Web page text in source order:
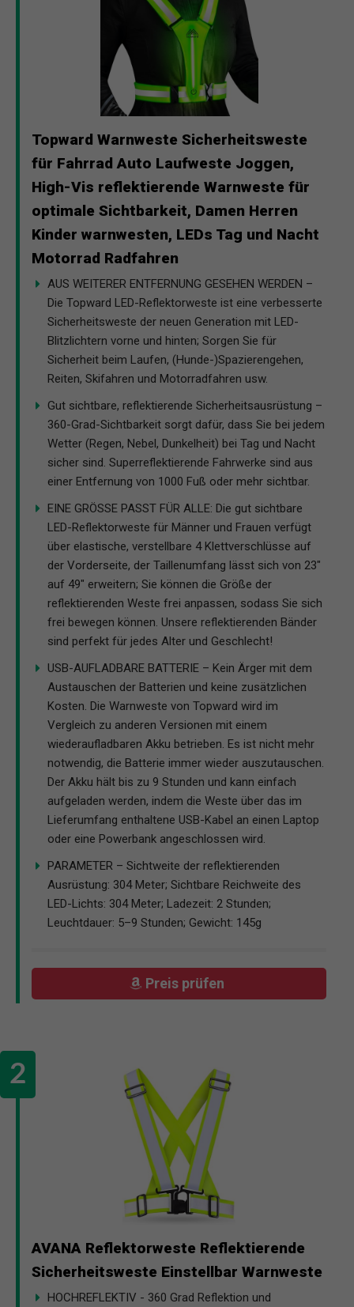
Topward Warnweste Sicherheitsweste
für Fahrrad Auto Laufweste Joggen,
High-Vis reflektierende Warnweste für
optimale Sichtbarkeit, Damen Herren
Kinder warnwesten, LEDs Tag und Nacht
Motorrad Radfahren
AUS WEITERER ENTFERNUNG GESEHEN WERDEN –
Die Topward LED-Reflektorweste ist eine verbesserte
Sicherheitsweste der neuen Generation mit LED-
Blitzlichtern vorne und hinten; Sorgen Sie für
Sicherheit beim Laufen, (Hunde-)Spazierengehen,
Reiten, Skifahren und Motorradfahren usw.
Gut sichtbare, reflektierende Sicherheitsausrüstung –
360-Grad-Sichtbarkeit sorgt dafür, dass Sie bei jedem
Wetter (Regen, Nebel, Dunkelheit) bei Tag und Nacht
sicher sind. Superreflektierende Fahrwerke sind aus
einer Entfernung von 1000 Fuß oder mehr sichtbar.
EINE GRÖSSE PASST FÜR ALLE: Die gut sichtbare
LED-Reflektorweste für Männer und Frauen verfügt
über elastische, verstellbare 4 Klettverschlüsse auf
der Vorderseite, der Taillenumfang lässt sich von 23"
auf 49" erweitern; Sie können die Größe der
reflektierenden Weste frei anpassen, sodass Sie sich
frei bewegen können. Unsere reflektierenden Bänder
sind perfekt für jedes Alter und Geschlecht!
USB-AUFLADBARE BATTERIE – Kein Ärger mit dem
Austauschen der Batterien und keine zusätzlichen
Kosten. Die Warnweste von Topward wird im
Vergleich zu anderen Versionen mit einem
wiederaufladbaren Akku betrieben. Es ist nicht mehr
notwendig, die Batterie immer wieder auszutauschen.
Der Akku hält bis zu 9 Stunden und kann einfach
aufgeladen werden, indem die Weste über das im
Lieferumfang enthaltene USB-Kabel an einen Laptop
oder eine Powerbank angeschlossen wird.
PARAMETER – Sichtweite der reflektierenden
Ausrüstung: 304 Meter; Sichtbare Reichweite des
LED-Lichts: 304 Meter; Ladezeit: 2 Stunden;
Leuchtdauer: 5–9 Stunden; Gewicht: 145g
Preis prüfen
AVANA Reflektorweste Reflektierende
Sicherheitsweste Einstellbar Warnweste
HOCHREFLEKTIV - 360 Grad Reflektion und